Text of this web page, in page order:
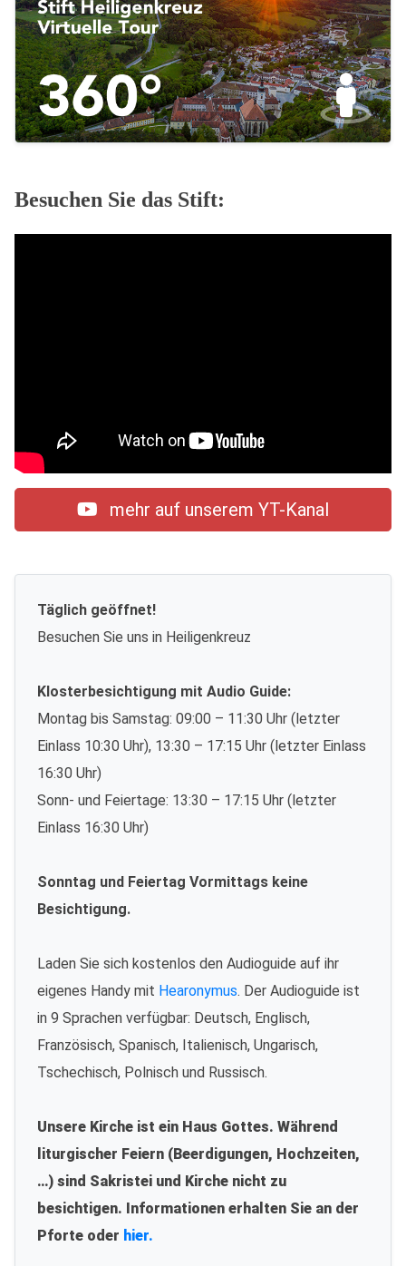
Besuchen Sie das Stift:
mehr auf unserem YT-Kanal
Täglich geöffnet!
Besuchen Sie uns in Heiligenkreuz
Klosterbesichtigung mit Audio Guide:
Montag bis Samstag: 09:00 – 11:30 Uhr (letzter
Einlass 10:30 Uhr), 13:30 – 17:15 Uhr (letzter Einlass
16:30 Uhr)
Sonn- und Feiertage: 13:30 – 17:15 Uhr (letzter
Einlass 16:30 Uhr)
Sonntag und Feiertag Vormittags keine
Besichtigung.
Laden Sie sich kostenlos den Audioguide auf ihr
eigenes Handy mit Hearonymus. Der Audioguide ist
in 9 Sprachen verfügbar: Deutsch, Englisch,
Französisch, Spanisch, Italienisch, Ungarisch,
Tschechisch, Polnisch und Russisch.
Unsere Kirche ist ein Haus Gottes. Während
liturgischer Feiern (Beerdigungen, Hochzeiten,
…) sind Sakristei und Kirche nicht zu
besichtigen. Informationen erhalten Sie an der
Pforte oder hier.